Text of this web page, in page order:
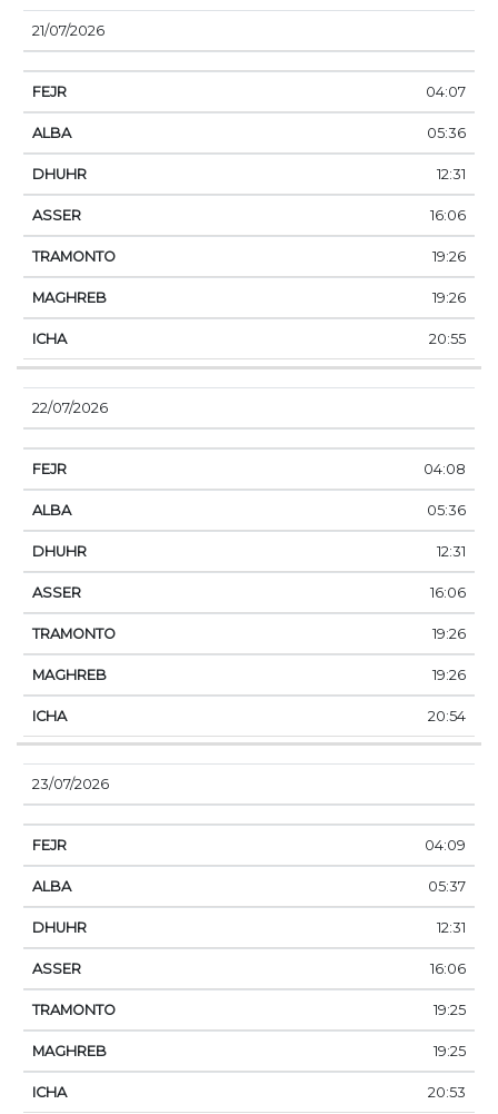
21/07/2026
04:07
05:36
12:31
16:06
19:26
19:26
20:55
22/07/2026
04:08
05:36
12:31
16:06
19:26
19:26
20:54
23/07/2026
04:09
05:37
12:31
16:06
19:25
19:25
20:53